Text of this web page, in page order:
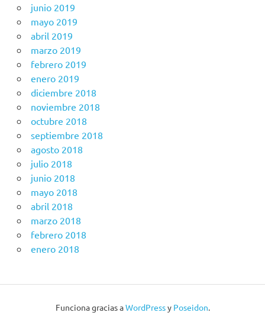
junio 2019
mayo 2019
abril 2019
marzo 2019
febrero 2019
enero 2019
diciembre 2018
noviembre 2018
octubre 2018
septiembre 2018
agosto 2018
julio 2018
junio 2018
mayo 2018
abril 2018
marzo 2018
febrero 2018
enero 2018
Funciona gracias aWordPressy Poseidon.